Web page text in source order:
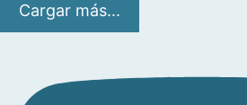
Cargar más...